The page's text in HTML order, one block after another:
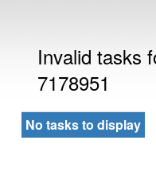
Invalid tasks
7178951
No tasks to display